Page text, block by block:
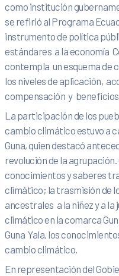
como institución
se refirió al Programa
instrumento de política
estándares a la economía
contempla un esquema de
los niveles de aplicación,
compensación y
La participación de los
cambio climático estuvo a
Guna, quien destacó
revolución de la
conocimientos y saberes
climático; la trasmisión de
ancestrales a la niñez y a
climático en la comarca
Guna Yala, los
cambio climático.
En representación del